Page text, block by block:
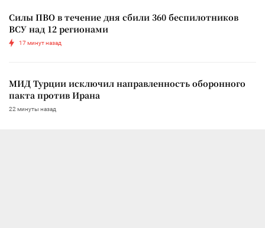
Силы ПВО в течение дня сбили 360 беспилотников
ВСУ над 12 регионами
17 минут назад
МИД Турции исключил направленность оборонного
пакта против Ирана
22 минуты назад